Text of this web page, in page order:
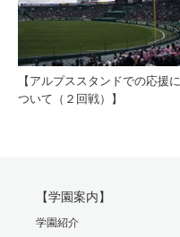
【アルプススタンドでの応援に
ついて（２回戦）】
【学園案内】
学園紹介